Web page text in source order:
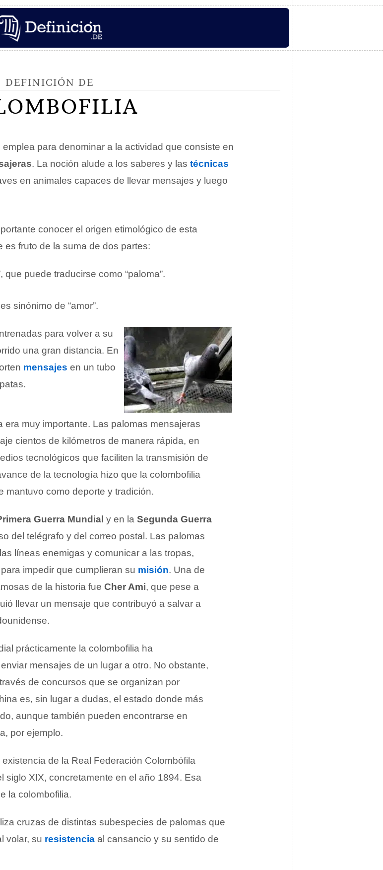
DEFINICIÓN DE
emplea para denominar a la actividad que consiste en
. La noción alude a los saberes y las técnicas
en animales capaces de llevar mensajes y luego
conocer el origen etimológico de esta
es fruto de la suma de dos partes:
que puede traducirse como “paloma”.
sinónimo de “amor”.
para volver a su
una gran distancia. En
mensajes en un tubo
era muy importante. Las palomas mensajeras
cientos de kilómetros de manera rápida, en
tecnológicos que faciliten la transmisión de
de la tecnología hizo que la colombofilia
mantuvo como deporte y tradición.
Guerra Mundial y en la Segunda Guerra
del telégrafo y del correo postal. Las palomas
líneas enemigas y comunicar a las tropas,
impedir que cumplieran su misión. Una de
de la historia fue Cher Ami, que pese a
llevar un mensaje que contribuyó a salvar a
prácticamente la colombofilia ha
mensajes de un lugar a otro. No obstante,
de concursos que se organizan por
es, sin lugar a dudas, el estado donde más
aunque también pueden encontrarse en
por ejemplo.
de la Real Federación Colombófila
siglo XIX, concretamente en el año 1894. Esa
la colombofilia.
cruzas de distintas subespecies de palomas que
volar, su resistencia al cansancio y su sentido de